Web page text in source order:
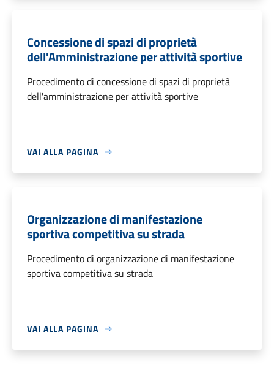
Concessione di spazi di proprietà
dell'Amministrazione per attività sportive
Procedimento di concessione di spazi di proprietà
dell'amministrazione per attività sportive
VAI ALLA PAGINA
Organizzazione di manifestazione
sportiva competitiva su strada
Procedimento di organizzazione di manifestazione
sportiva competitiva su strada
VAI ALLA PAGINA